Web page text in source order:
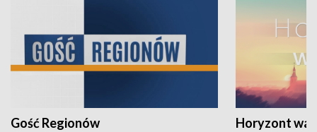
Gość Regionów Horyzont